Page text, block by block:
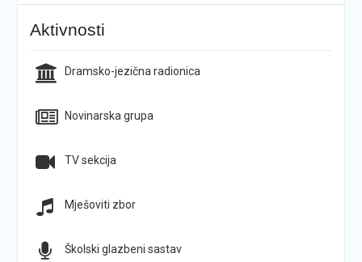
Aktivnosti
Dramsko-jezična radionica
Novinarska grupa
TV sekcija
Mješoviti zbor
Školski glazbeni sastav